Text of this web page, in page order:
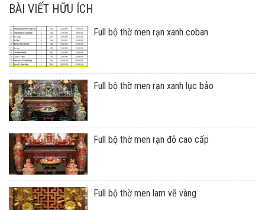
BÀI VIẾT HỮU ÍCH
Full bộ thờ men rạn xanh coban
Full bộ thờ men rạn xanh lục bảo
Full bộ thờ men rạn đỏ cao cấp
Full bộ thờ men lam vẽ vàng